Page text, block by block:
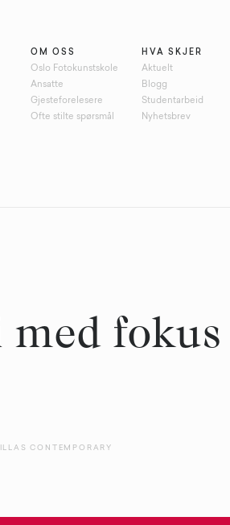
OM OSS
Oslo Fotokunstskole
Ansatte
Gjesteforelesere
Ofte stilte spørsmål
HVA SKJER
Aktuelt
Blogg
Studentarbeid
Nyhetsbrev
fokus
CONTEMPORARY